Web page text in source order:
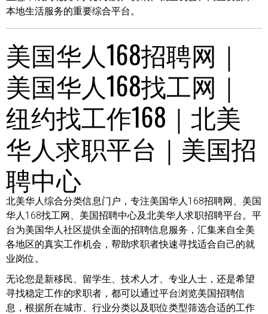
本地生活服务的重要综合平台。
美国华人168招聘网｜
美国华人168找工网｜
纽约找工作168｜北美
华人求职平台｜美国招
聘中心
北美华人综合分类信息门户，专注美国华人168招聘网、美国
华人168找工网、美国招聘中心及北美华人求职招聘平台。平
台为美国华人社区提供全面的招聘信息服务，汇集来自全美
各地区的真实工作机会，帮助求职者快速寻找适合自己的就
业岗位。
无论您是新移民、留学生、技术人才、专业人士，还是希望
寻找稳定工作的求职者，都可以通过平台浏览美国招聘信
息，根据所在城市、行业分类以及职位类型筛选合适的工作